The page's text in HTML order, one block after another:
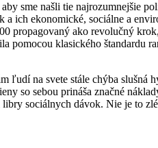
sme našli tie najrozumnejšie
ich ekonomické, sociálne a
propagovaný ako revolučný
klasického štandardu
ľudí na svete stále chýba
so sebou prináša značné
sociálnych dávok. Nie je to